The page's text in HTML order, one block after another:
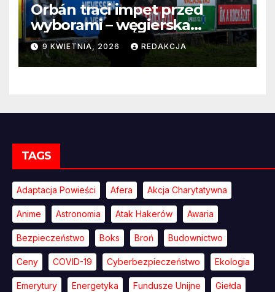
Orbán traci impet przed
wyborami – węgierska
propaganda przestaje
przekonywać
9 KWIETNIA, 2026 REDAKCJA
TAGS
Adaptacja Powieści Afera Akcja Charytatywna
Anime Astronomia Atak Hakerów Awaria
Bezpieczeństwo Boks Broń Budownictwo
Ceny COVID-19 Cyberbezpieczeństwo Ekologia
Emerytury Energetyka Fundusze Unijne Giełda